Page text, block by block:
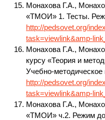
Монахова Г.А.,
«ТМОИ» 1. Тесты.
http://pedsovet.org/
task=viewlink&amp-
Монахова Г.А.,
курсу «Теория и
Учебно-
http://pedsovet.org/
task=viewlink&amp-
Монахова Г.А.,
«ТМОИ» ч.2. Режим